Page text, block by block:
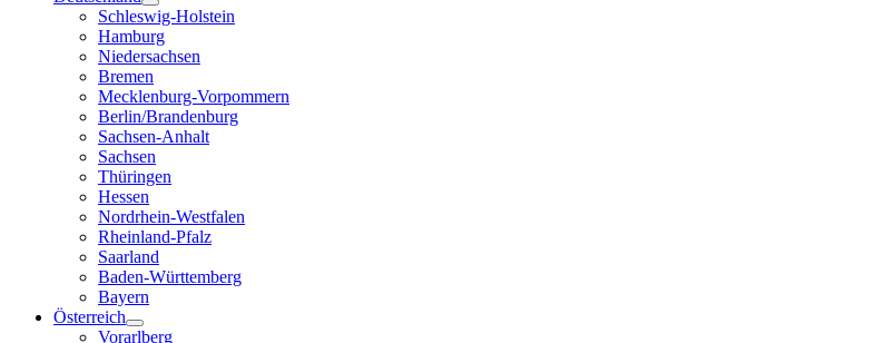
Schleswig-Holstein
Hamburg
Niedersachsen
Bremen
Mecklenburg-Vorpommern
Berlin/Brandenburg
Sachsen-Anhalt
Sachsen
Thüringen
Hessen
Nordrhein-Westfalen
Rheinland-Pfalz
Saarland
Baden-Württemberg
Bayern
Österreich
Vorarlberg